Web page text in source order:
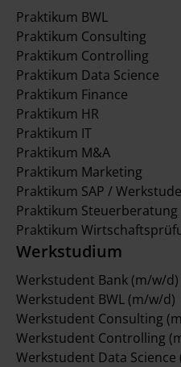
Praktikum BWL
Praktikum Consulting
Praktikum Controlling
Praktikum Data Science
Praktikum Finance
Praktikum HR
Praktikum IT
Praktikum M&A
Praktikum Marketing
Praktikum SAP /
Praktikum Steuerberatung
Praktikum
Werkstudium
Werkstudent Bank (m/w/d)
Werkstudent BWL (m/w/d)
Werkstudent Consulting
Werkstudent Controlling
Werkstudent Data Science